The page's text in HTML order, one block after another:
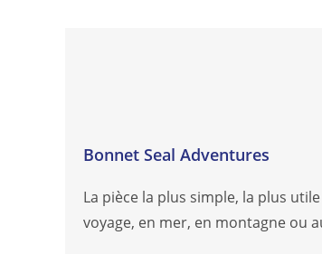
Bonnet Seal Adventures
La pièce la plus simple, la plus
voyage, en mer, en montagne ou